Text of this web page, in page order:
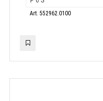
Art. 552962.0100